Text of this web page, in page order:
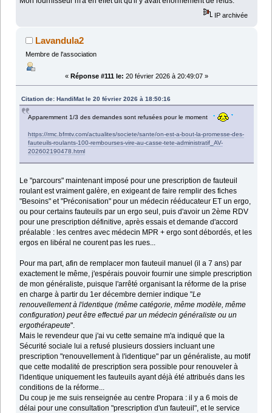
IP archivée
Lavandula2
Membre de l'association
« Réponse #111 le: 20 février 2026 à 20:49:07 »
Citation de: HandiMat le 20 février 2026 à 18:50:16
Apparemment 1/3 des demandes sont refusées pour le moment
https://rmc.bfmtv.com/actualites/societe/sante/on-est-a-bout-la-promesse-des-
fauteuils-roulants-100-rembourses-vire-au-casse-tete-administratif_AV-
202602190478.html
Le "parcours" maintenant imposé pour une prescription de fauteuil
roulant est vraiment galère, en exigeant de faire remplir des fiches
"Besoins" et "Préconisation" pour un médecin rééducateur ET un ergo,
ou pour certains fauteuils par un ergo seul, puis d'avoir un 2ème RDV
pour une prescription définitive, après essais et demande d'accord
préalable : les centres avec médecin MPR + ergo sont débordés, et les
ergos en libéral ne courent pas les rues...
Pour ma part, afin de remplacer mon fauteuil manuel (il a 7 ans) par
exactement le même, j'espérais pouvoir fournir une simple prescription
de mon généraliste, puisque l'arrêté organisant la réforme de la prise
en charge à partir du 1er décembre dernier indique "Le
renouvellement à l'identique (même catégorie, même modèle, même
configuration) peut être effectué par un médecin généraliste ou un
ergothérapeute".
Mais le revendeur que j'ai vu cette semaine m'a indiqué que la
Sécurité sociale lui a refusé plusieurs dossiers incluant une
prescription "renouvellement à l'identique" par un généraliste, au motif
que cette modalité de prescription sera possible pour renouveler à
l'identique uniquement les fauteuils ayant déjà été attribués dans les
conditions de la réforme...
Du coup je me suis renseignée au centre Propara : il y a 6 mois de
délai pour une consultation "prescription d'un fauteuil", et le service